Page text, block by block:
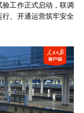
工作正式启动，联调
、开通运营筑牢安全